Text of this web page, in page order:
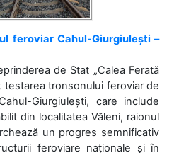
feroviar Cahul-Giurgiulești –
de Stat „Calea Ferată
testarea tronsonului feroviar de
Giurgiulești, care include
din localitatea Văleni, raionul
un progres semnificativ
feroviare naționale și în